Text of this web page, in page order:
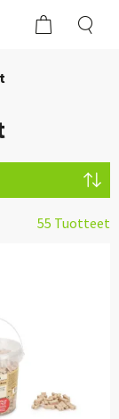
55 Tuotteet